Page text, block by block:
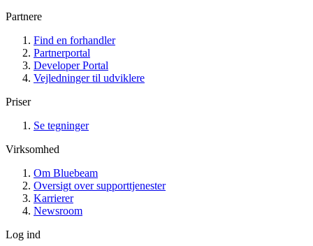
Partnere
Find en forhandler
Partnerportal
Developer Portal
Vejledninger til udviklere
Priser
Se tegninger
Virksomhed
Om Bluebeam
Oversigt over supporttjenester
Karrierer
Newsroom
Log ind